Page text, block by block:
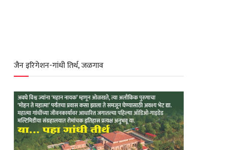
जैन इरिगेशन-गांधी तिर्थ, जळगाव